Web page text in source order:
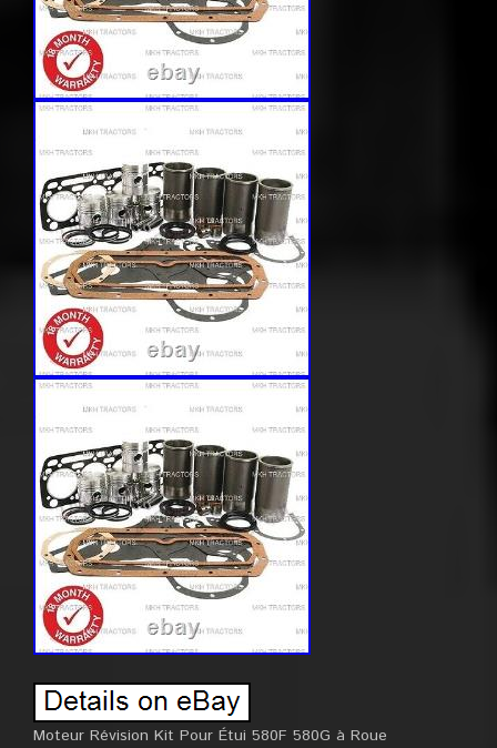
Moteur Révision Kit Pour Étui 580F 580G à Roue